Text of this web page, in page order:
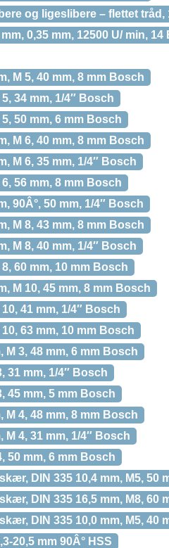
og ligeslibere – flettet tråd,
0,35 mm, 12500 U/ min, 14
M 5, 40 mm, 8 mm Bosch
34 mm, 1/4″ Bosch
50 mm, 6 mm Bosch
M 6, 40 mm, 8 mm Bosch
M 6, 35 mm, 1/4″ Bosch
56 mm, 8 mm Bosch
90Â°, 50 mm, 1/4″ Bosch
M 8, 43 mm, 8 mm Bosch
M 8, 40 mm, 1/4″ Bosch
60 mm, 10 mm Bosch
M 10, 45 mm, 8 mm Bosch
41 mm, 1/4″ Bosch
63 mm, 10 mm Bosch
3, 48 mm, 6 mm Bosch
31 mm, 1/4″ Bosch
45 mm, 5 mm Bosch
4, 48 mm, 8 mm Bosch
4, 31 mm, 1/4″ Bosch
50 mm, 6 mm Bosch
DIN 335 10,4 mm, M5, 50
DIN 335 16,5 mm, M8, 60
DIN 335 10,0 mm, M5, 40
20,5 mm 90Â° HSS